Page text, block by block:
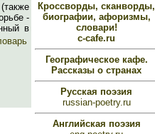
-
в
Кроссворды, сканворды,
биографии, афоризмы,
словари!
c-cafe.ru
Географическое кафе.
Рассказы о странах
Русская поэзия
russian-poetry.ru
Английская поэзия